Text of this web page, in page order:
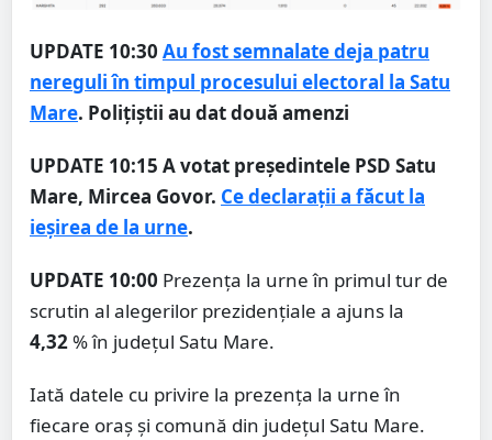
UPDATE 10:30 Au fost semnalate deja patru
nereguli în timpul procesului electoral la Satu
Mare. Polițiștii au dat două amenzi
UPDATE 10:15 A votat președintele PSD Satu
Mare, Mircea Govor. Ce declarații a făcut la
ieșirea de la urne.
UPDATE 10:00 Prezența la urne în primul tur de
scrutin al alegerilor prezidențiale a ajuns la
4,32% în județul Satu Mare.
Iată datele cu privire la prezența la urne în
fiecare oraș și comună din județul Satu Mare.